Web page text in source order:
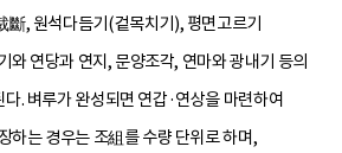
斷, 원석다듬기(겉목치기), 평면고르기
와 연당과 연지, 문양조각, 연마와 광내기 등의
. 벼루가 완성되면 연갑·연상을 마련하여
하는 경우는 조組를 수량 단위로 하며,